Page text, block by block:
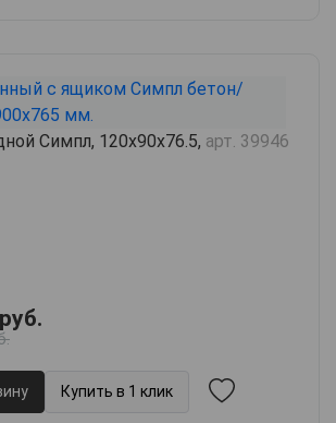
Симпл, 120х90х76.5, арт. 39946
Купить в 1 клик